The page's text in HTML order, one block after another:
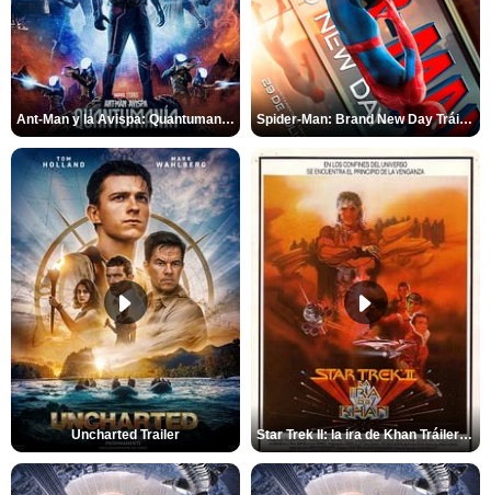
Ant-Man y la Avispa: Quantumanía Tráiler (2) Spider-Man: Brand New Day Tráiler (3)
Uncharted Trailer Star Trek II: la ira de Khan Tráiler VO